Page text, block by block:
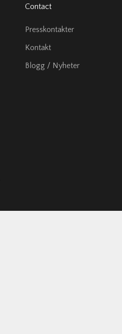
Contact
Presskontakter
Kontakt
Blogg / Nyheter